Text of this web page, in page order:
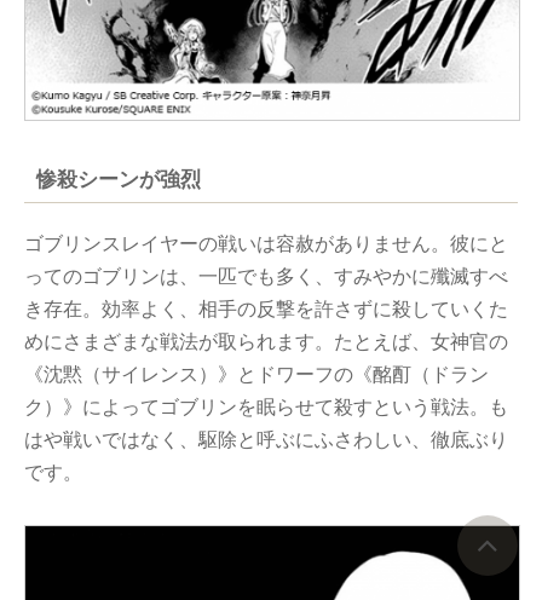
惨殺シーンが強烈
ゴブリンスレイヤーの戦いは容赦がありません。彼にと
ってのゴブリンは、一匹でも多く、すみやかに殲滅すべ
き存在。効率よく、相手の反撃を許さずに殺していくた
めにさまざまな戦法が取られます。たとえば、女神官の
《沈黙（サイレンス）》とドワーフの《酩酊（ドラン
ク）》によってゴブリンを眠らせて殺すという戦法。も
はや戦いではなく、駆除と呼ぶにふさわしい、徹底ぶり
です。